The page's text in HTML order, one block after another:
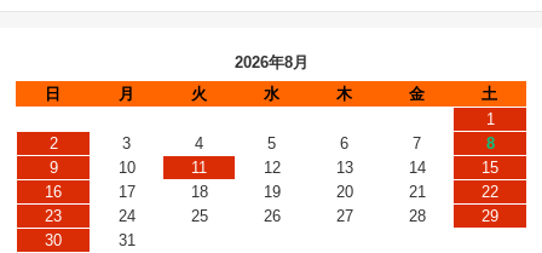
2026年8月
日
月 火 水 木 金
土
1
2
3 4 5 6 7
8
9
10 11 12 13 14
15
16
17 18 19 20 21
22
23
24 25 26 27 28
29
30
31